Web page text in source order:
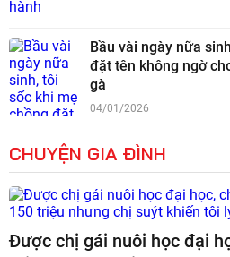
Bầu vài ngày nữa
đặt tên không ngờ
gà
04/01/2026
CHUYỆN GIA ĐÌNH
Được chị gái nuôi học đại